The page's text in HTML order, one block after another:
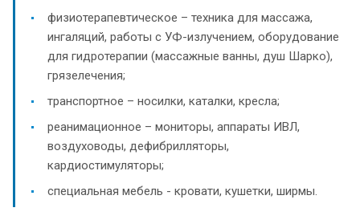
физиотерапевтическое – техника для массажа,
ингаляций, работы с УФ-излучением, оборудование
для гидротерапии (массажные ванны, душ Шарко),
грязелечения;
транспортное – носилки, каталки, кресла;
реанимационное – мониторы, аппараты ИВЛ,
воздуховоды, дефибрилляторы,
кардиостимуляторы;
специальная мебель - кровати, кушетки, ширмы.